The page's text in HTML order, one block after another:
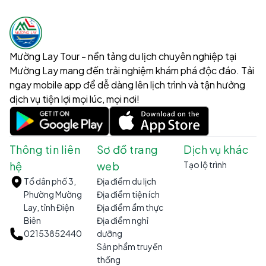
Mường Lay Tour - nền tảng du lịch chuyên nghiệp tại
Mường Lay mang đến trải nghiệm khám phá độc đáo. Tải
ngay mobile app để dễ dàng lên lịch trình và tận hưởng
dịch vụ tiện lợi mọi lúc, mọi nơi!
Thông tin liên
hệ
Tổ dân phố 3,
Phường Mường
Lay, tỉnh Điện
Biên
02153852440
Sơ đồ trang
web
Địa điểm du lịch
Địa điểm tiện ích
Địa điểm ẩm thực
Địa điểm nghỉ
dưỡng
Sản phẩm truyền
thống
Dịch vụ khác
Tạo lộ trình